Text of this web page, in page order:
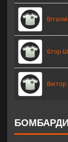
Єгор